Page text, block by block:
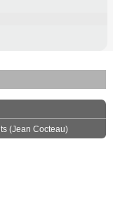
(Jean Cocteau)